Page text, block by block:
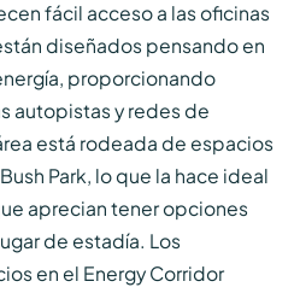
fácil acceso a las oficinas
diseñados pensando en
proporcionando
autopistas y redes de
está rodeada de espacios
Park, lo que la hace ideal
aprecian tener opciones
de estadía. Los
en el Energy Corridor